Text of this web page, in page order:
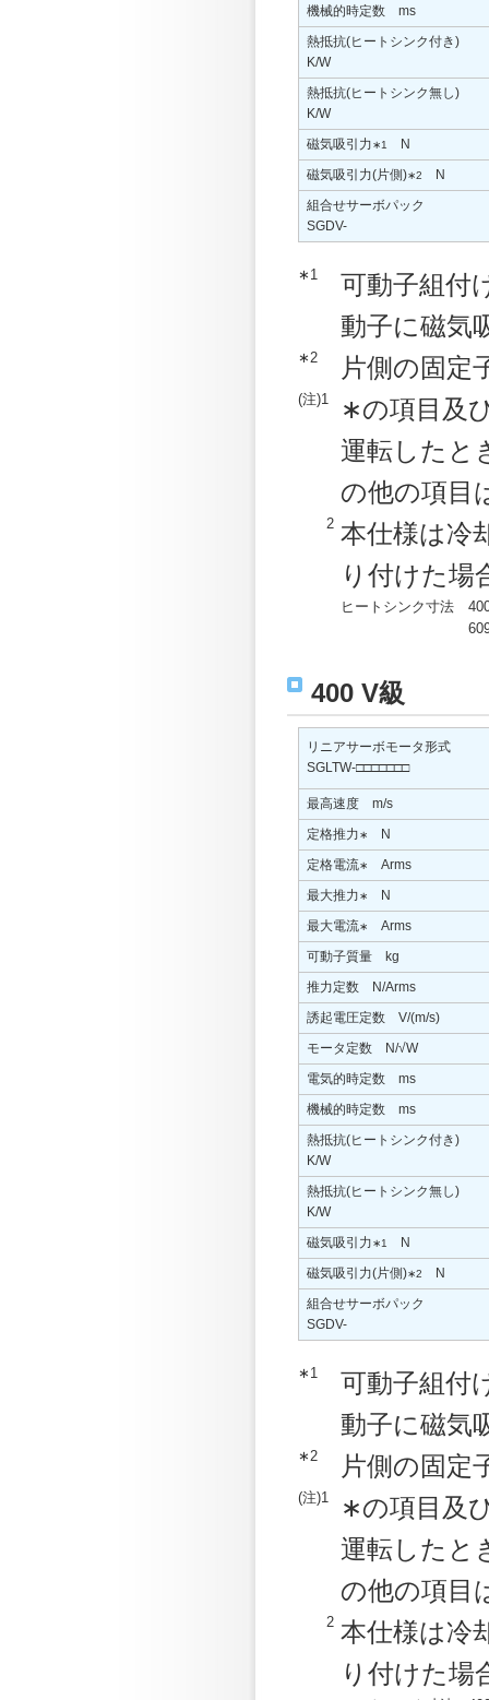
機械的時定数 ms
熱抵抗(ヒートシンク付き)
K/W
熱抵抗(ヒートシンク無し)
K/W
磁気吸引力∗1
N
磁気吸引力(片側)∗2
N
組合せサーボパック
SGDV-
∗1
可動子組付
動子に磁気
∗2 片側の固定
(注)1
∗の項目及
運転したと
の他の項目
2 本仕様は冷
り付けた場
ヒートシンク寸法
400 V級
リニアサーボモータ形式
SGLTW-□□□□□□□
最高速度 m/s
定格推力∗
N
定格電流∗
Arms
最大推力∗
N
最大電流∗
Arms
可動子質量 kg
推力定数 N/Arms
誘起電圧定数 V/(m/s)
モータ定数 N/√W
電気的時定数 ms
機械的時定数 ms
熱抵抗(ヒートシンク付き)
K/W
熱抵抗(ヒートシンク無し)
K/W
磁気吸引力∗1
N
磁気吸引力(片側)∗2
N
組合せサーボパック
SGDV-
∗1
可動子組付
動子に磁気
∗2 片側の固定
(注)1
∗の項目及
運転したと
の他の項目
2 本仕様は冷
り付けた場